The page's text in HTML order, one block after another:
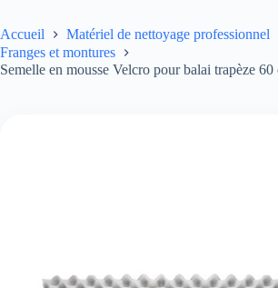
Accueil
Matériel de nettoyage professionnel
Franges et montures
Semelle en mousse Velcro pour balai trapèze 60